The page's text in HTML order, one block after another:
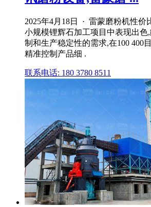
2025年4月18日 · 雷蒙磨粉机性价
小规模锂辉石加工项目中表现出色
制和生产稳定性的需求,在100 400
精准控制产品细 .
联系电话: 180 3780 8511